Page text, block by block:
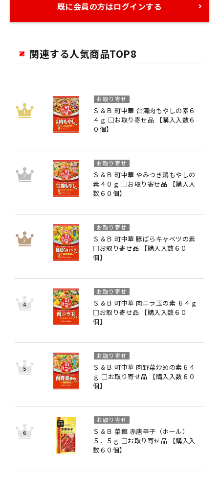
既に会員の方はログインする
関連する人気商品TOP8
Ｓ＆Ｂ 町中華 台湾肉もやしの素６
４ｇ □お取り寄せ品 【購入入数６
０個】
お取り寄せ
Ｓ＆Ｂ 町中華 やみつき鶏もやしの
素４０ｇ □お取り寄せ品 【購入入
数６０個】
お取り寄せ
Ｓ＆Ｂ 町中華 豚ばらキャベツの素
□お取り寄せ品 【購入入数６０
個】
お取り寄せ
Ｓ＆Ｂ 町中華 肉ニラ玉の素 ６４ｇ
□お取り寄せ品 【購入入数６０
個】
お取り寄せ
Ｓ＆Ｂ 町中華 肉野菜炒めの素６４
ｇ □お取り寄せ品 【購入入数６０
個】
お取り寄せ
Ｓ＆Ｂ 菜館 赤唐辛子（ホール）
５．５ｇ □お取り寄せ品 【購入入
数６０個】
お取り寄せ